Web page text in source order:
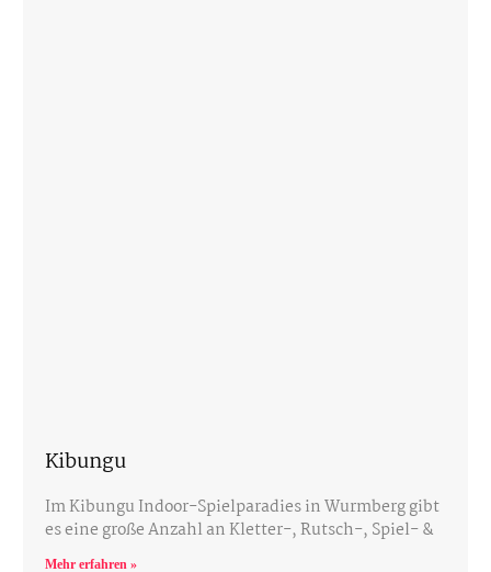
Kibungu
Im Kibungu Indoor-Spielparadies in Wurmberg gibt
es eine große Anzahl an Kletter-, Rutsch-, Spiel- &
Mehr erfahren »